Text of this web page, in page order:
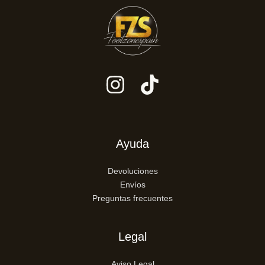
Ayuda
Devoluciones
Envíos
Preguntas frecuentes
Legal